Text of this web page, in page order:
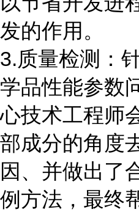
发的作用。
3.质量检测：
学品性能参数
心技术工程师
部成分的角度
因、并做出了
例方法，最终